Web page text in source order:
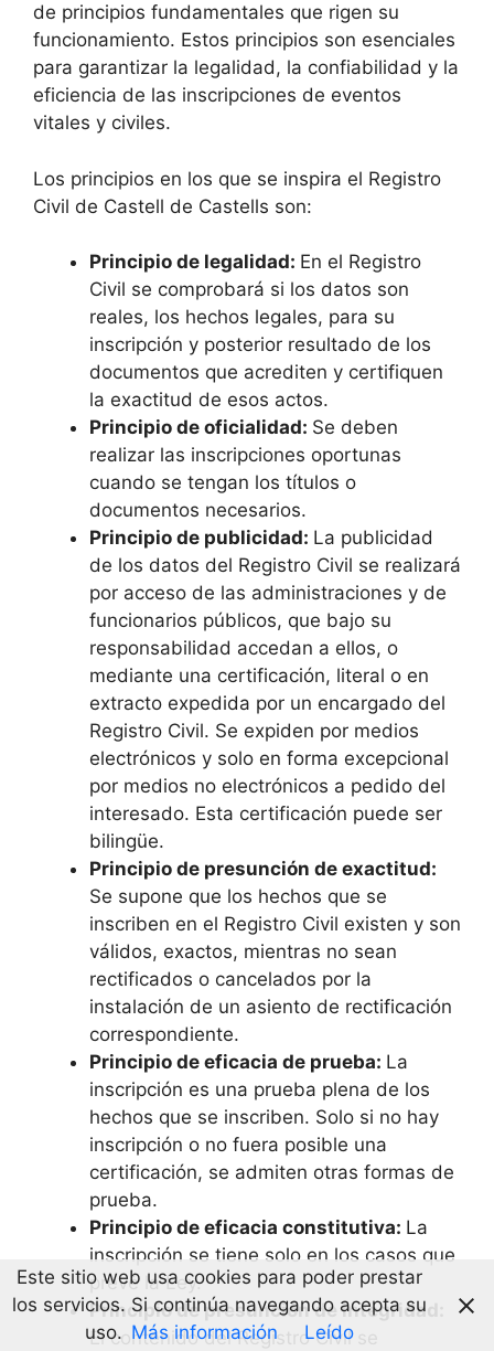
de principios fundamentales que rigen su
funcionamiento. Estos principios son esenciales
para garantizar la legalidad, la confiabilidad y la
eficiencia de las inscripciones de eventos
vitales y civiles.
Los principios en los que se inspira el Registro
Civil de Castell de Castells son:
Principio de legalidad: En el Registro
Civil se comprobará si los datos son
reales, los hechos legales, para su
inscripción y posterior resultado de los
documentos que acrediten y certifiquen
la exactitud de esos actos.
Principio de oficialidad: Se deben
realizar las inscripciones oportunas
cuando se tengan los títulos o
documentos necesarios.
Principio de publicidad: La publicidad
de los datos del Registro Civil se realizará
por acceso de las administraciones y de
funcionarios públicos, que bajo su
responsabilidad accedan a ellos, o
mediante una certificación, literal o en
extracto expedida por un encargado del
Registro Civil. Se expiden por medios
electrónicos y solo en forma excepcional
por medios no electrónicos a pedido del
interesado. Esta certificación puede ser
bilingüe.
Principio de presunción de exactitud:
Se supone que los hechos que se
inscriben en el Registro Civil existen y son
válidos, exactos, mientras no sean
rectificados o cancelados por la
instalación de un asiento de rectificación
correspondiente.
Principio de eficacia de prueba: La
inscripción es una prueba plena de los
hechos que se inscriben. Solo si no hay
inscripción o no fuera posible una
certificación, se admiten otras formas de
prueba.
Principio de eficacia constitutiva: La
inscripción se tiene solo en los casos que
prevé la Ley.
Principio de presunción de integridad:
El contenido del Registro Civil se
Este sitio web usa cookies para poder prestar
los servicios. Si continúa navegando acepta su
uso. Más información Leído